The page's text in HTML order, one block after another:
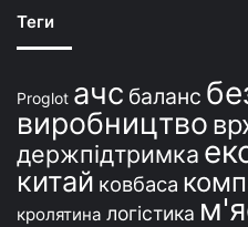
Теги
Proglot ачс баланс
виробництво
держпідтримка
китай ковбаса
кролятина логістика